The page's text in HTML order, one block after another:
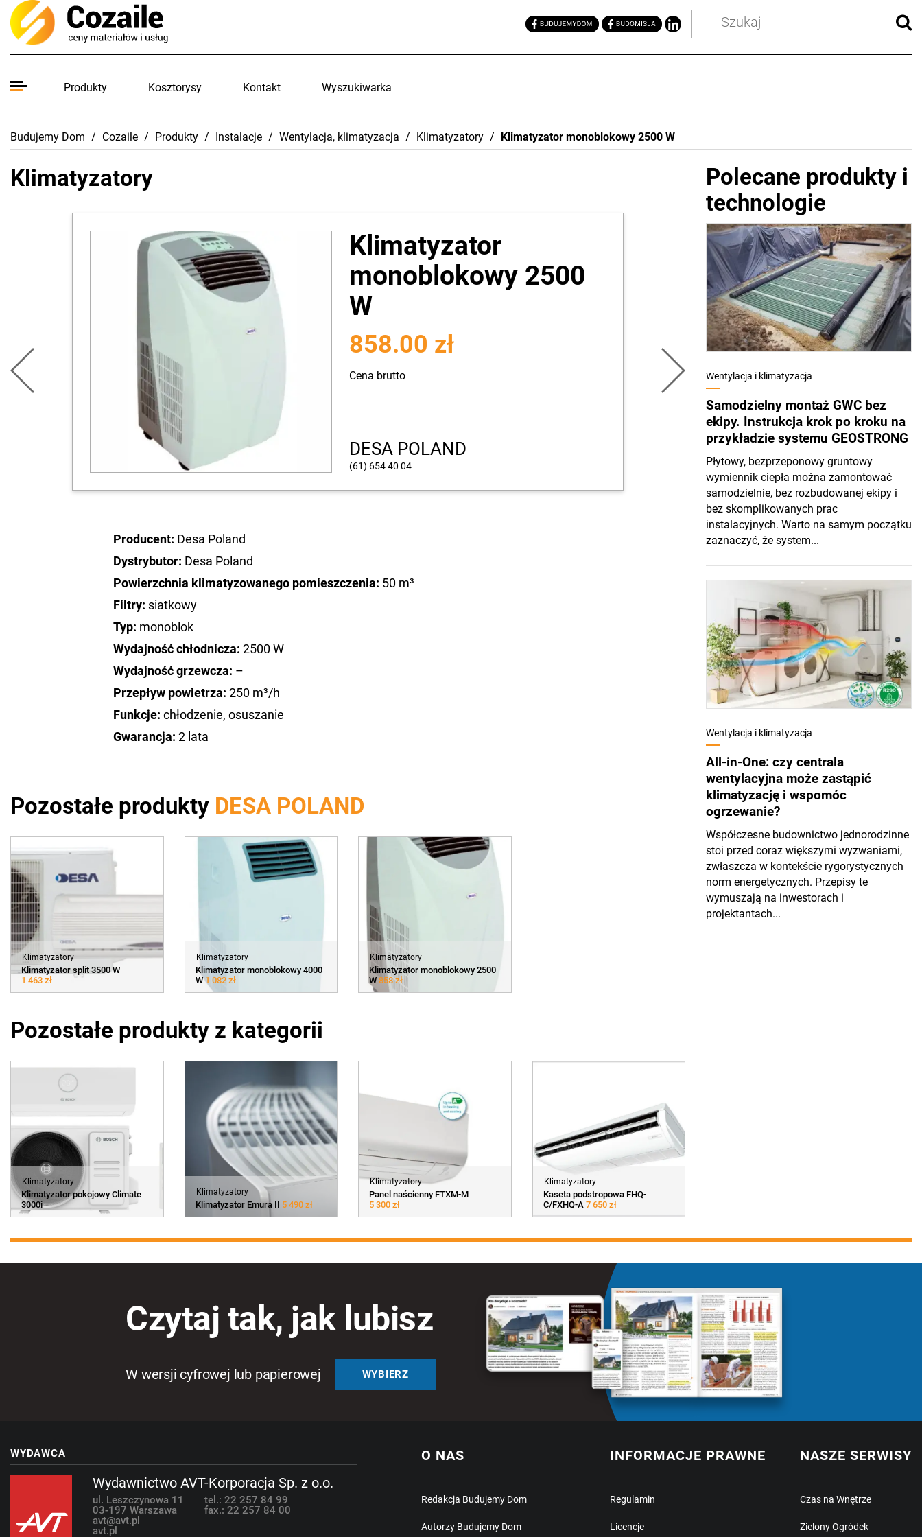
Produkty Kosztorysy Kontakt Wyszukiwarka
Budujemy Dom / Cozaile / Produkty / Instalacje / Wentylacja, klimatyzacja / Klimatyzatory / Klimatyzator monoblokowy 2500 W
Klimatyzatory
Klimatyzator
monoblokowy 2500
W
858.00 zł
Cena brutto
DESA POLAND
(61) 654 40 04
Producent: Desa Poland
Dystrybutor: Desa Poland
Powierzchnia klimatyzowanego pomieszczenia: 50 m³
Filtry: siatkowy
Typ: monoblok
Wydajność chłodnicza: 2500 W
Wydajność grzewcza: –
Przepływ powietrza: 250 m³/h
Funkcje: chłodzenie, osuszanie
Gwarancja: 2 lata
Pozostałe produkty DESA POLAND
Klimatyzatory
Klimatyzator split 3500 W
1 463 zł
Klimatyzatory
Klimatyzator monoblokowy 4000
W1 082 zł
Klimatyzatory
Klimatyzator monoblokowy 2500
W 858 zł
Pozostałe produkty z kategorii
Klimatyzatory
Klimatyzator pokojowy Climate
3000i
Klimatyzatory
Klimatyzator Emura II 5 490 zł
Klimatyzatory
Panel naścienny FTXM-M
5 300 zł
Klimatyzatory
Kaseta podstropowa FHQ-
C/FXHQ-A 7 650 zł
Polecane produkty i
technologie
Wentylacja i klimatyzacja
Samodzielny montaż GWC bez
ekipy. Instrukcja krok po kroku na
przykładzie systemu GEOSTRONG
Płytowy, bezprzeponowy gruntowy
wymiennik ciepła można zamontować
samodzielnie, bez rozbudowanej ekipy i
bez skomplikowanych prac
instalacyjnych. Warto na samym początku
zaznaczyć, że system...
Wentylacja i klimatyzacja
All-in-One: czy centrala
wentylacyjna może zastąpić
klimatyzację i wspomóc
ogrzewanie?
Współczesne budownictwo jednorodzinne
stoi przed coraz większymi wyzwaniami,
zwłaszcza w kontekście rygorystycznych
norm energetycznych. Przepisy te
wymuszają na inwestorach i
projektantach...
Czytaj tak, jak lubisz
W wersji cyfrowej lub papierowej WYBIERZ
WYDAWCA
Wydawnictwo AVT-Korporacja Sp. z o.o.
ul. Leszczynowa 11
03-197 Warszawa
tel.: 22 257 84 99
fax.: 22 257 84 00
avt@avt.pl
avt.pl
O NAS
Redakcja Budujemy Dom
Autorzy Budujemy Dom
INFORMACJE PRAWNE
Regulamin
Licencje
NASZE SERWISY
Czas na Wnętrze
Zielony Ogródek